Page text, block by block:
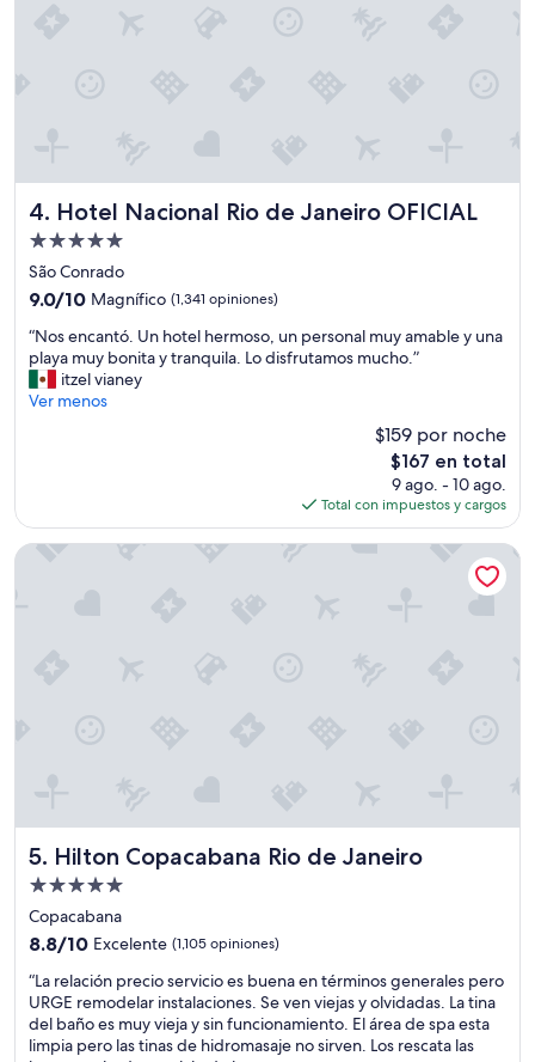
a
r
n
f
l
a
.
P
e
d
a
a
s
n
e
n
r
e
g
a
4. Hotel Nacional Rio de Janeiro OFICIAL
Hotel Nacional Rio de Janeiro OFICIAL
Propiedad
de
5.0
estrellas
São Conrado
9.0
10,
Magnífico,
(1,341
opiniones)
9.0/10 Magnífico (1,341 opiniones)
“
N
o
s
t
ó
o
s
u
n
e
r
s
o
“Nos encantó. Un hotel hermoso, un personal muy amable y una
playa muy bonita y tranquila. Lo disfrutamos mucho.”
itzel vianey
Ver menos
$159 por noche
El
precio
actual
es
de
$167 en total
9 ago. - 10 ago.
Total con impuestos y cargos
5. Hilton Copacabana Rio de Janeiro
Hilton Copacabana Rio de Janeiro
Propiedad
de
5.0
Copacabana
8.8
10,
Excelente,
(1,105
opiniones)
8.8/10 Excelente (1,105 opiniones)
“
L
a
r
“La relación precio servicio es buena en términos generales pero
URGE remodelar instalaciones. Se ven viejas y olvidadas. La tina
del baño es muy vieja y sin funcionamiento. El área de spa esta
limpia pero las tinas de hidromasaje no sirven. Los rescata las
Hilton Copacabana Rio de Janeiro